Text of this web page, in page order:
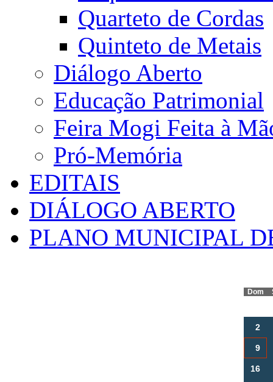
Quarteto de Cordas
Quinteto de Metais
Diálogo Aberto
Educação Patrimonial
Feira Mogi Feita à
Pró-Memória
EDITAIS
DIÁLOGO ABERTO
PLANO MUNICIPAL
Dom
2
9
16